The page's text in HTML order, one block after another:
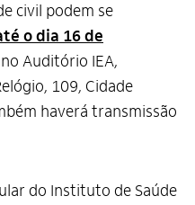
civil podem se
o dia 16 de
Auditório IEA,
109, Cidade
haverá transmissão
do Instituto de Saúde